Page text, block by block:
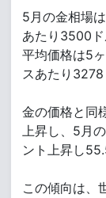
5月の金相場
あたり3500ド
平均価格は5
スあたり3278
金の価格と同
上昇し、5月
ント上昇し
この傾向は、